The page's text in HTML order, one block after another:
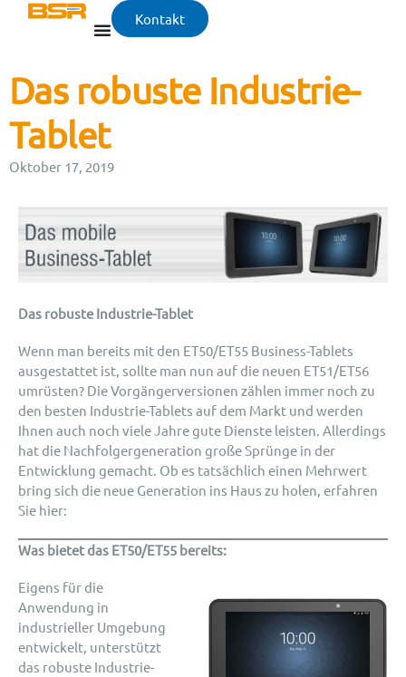
Kontakt
Das robuste Industrie-
Tablet
Oktober 17, 2019
Das robuste Industrie-Tablet
Wenn man bereits mit den ET50/ET55 Business-Tablets
ausgestattet ist, sollte man nun auf die neuen ET51/ET56
umrüsten? Die Vorgängerversionen zählen immer noch zu
den besten Industrie-Tablets auf dem Markt und werden
Ihnen auch noch viele Jahre gute Dienste leisten. Allerdings
hat die Nachfolgergeneration große Sprünge in der
Entwicklung gemacht. Ob es tatsächlich einen Mehrwert
bring sich die neue Generation ins Haus zu holen, erfahren
Sie hier:
Was bietet das ET50/ET55 bereits:
Eigens für die
Anwendung in
industrieller Umgebung
entwickelt, unterstützt
das robuste Industrie-